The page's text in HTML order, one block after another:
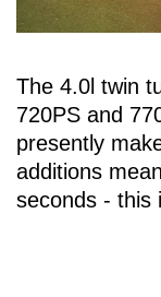
The 4.0l twin
720PS and
presently
additions
seconds - this